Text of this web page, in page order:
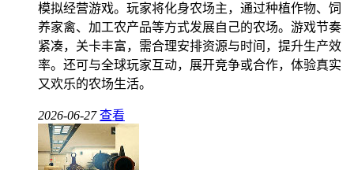
模拟经营游戏。玩家将化身农场主，通过种植作物、饲
养家禽、加工农产品等方式发展自己的农场。游戏节奏
紧凑，关卡丰富，需合理安排资源与时间，提升生产效
率。还可与全球玩家互动，展开竞争或合作，体验真实
又欢乐的农场生活。
2026-06-27 查看